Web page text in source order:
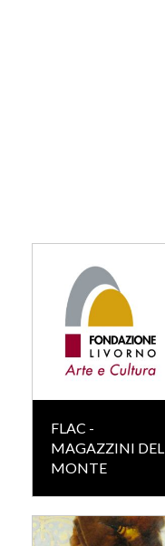
FLAC -
MAGAZZINI DEL
MONTE